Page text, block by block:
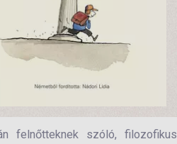
felnőtteknek szóló, filozofikus